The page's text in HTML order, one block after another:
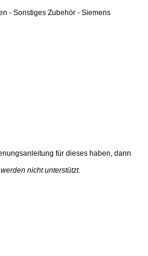
- Sonstiges Zubehör - Siemens
für dieses haben, dann
nicht unterstützt.